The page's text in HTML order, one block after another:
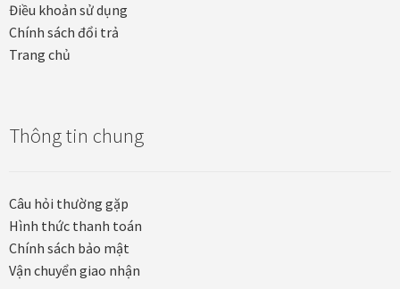
Điều khoản sử dụng
Chính sách đổi trả
Trang chủ
Thông tin chung
Câu hỏi thường gặp
Hình thức thanh toán
Chính sách bảo mật
Vận chuyển giao nhận